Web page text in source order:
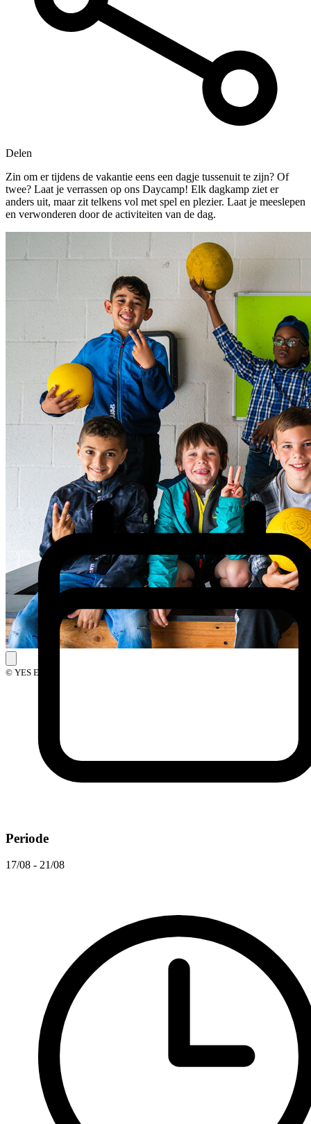
Delen
Zin om er tijdens de vakantie eens een dagje tussenuit te zijn? Of
twee? Laat je verrassen op ons Daycamp! Elk dagkamp ziet er
anders uit, maar zit telkens vol met spel en plezier. Laat je meeslepen
en verwonderen door de activiteiten van de dag.
© YES Events
Periode
17/08 - 21/08